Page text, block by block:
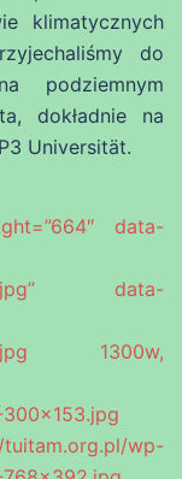
klimatycznych
do
podziemnym
dokładnie na
Universität.
data-
data-
1300w,
wp-